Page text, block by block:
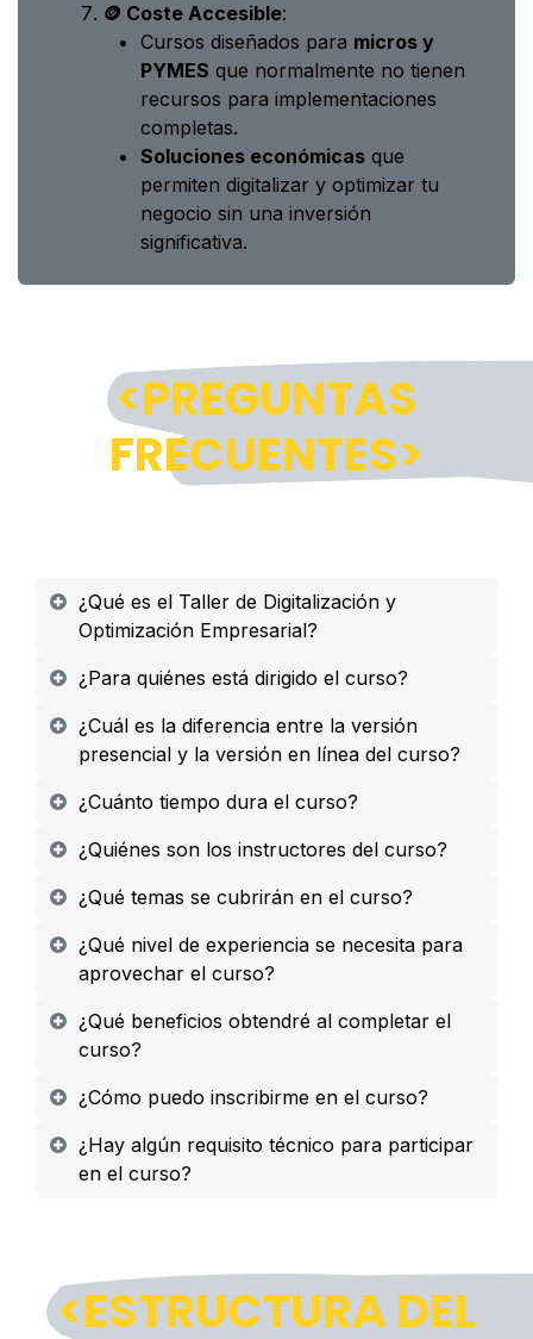
🪙 Coste Accesible:
Cursos diseñados para micros y
PYMES que normalmente no tienen
recursos para implementaciones
completas.
Soluciones económicas que
permiten digitalizar y optimizar tu
negocio sin una inversión
significativa.
<PREGUNTAS
FRECUENTES>
¿Qué es el Taller de Digitalización y
Optimización Empresarial?
¿Para quiénes está dirigido el curso?
¿Cuál es la diferencia entre la versión
presencial y la versión en línea del curso?
¿Cuánto tiempo dura el curso?
¿Quiénes son los instructores del curso?
¿Qué temas se cubrirán en el curso?
¿Qué nivel de experiencia se necesita para
aprovechar el curso?
¿Qué beneficios obtendré al completar el
curso?
¿Cómo puedo inscribirme en el curso?
¿Hay algún requisito técnico para participar
en el curso?
<ESTRUCTURA DEL